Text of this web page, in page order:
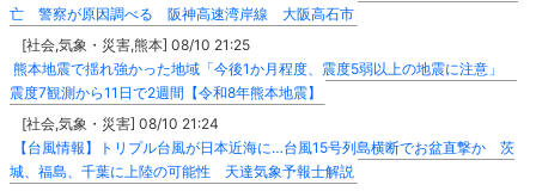
亡 警察が原因調べる 阪神高速湾岸線 大阪高石市
[社会,気象・災害,熊本] 08/10 21:25
熊本地震で揺れ強かった地域「今後1か月程度、震度5弱以上の地震に注意」
震度7観測から11日で2週間【令和8年熊本地震】
[社会,気象・災害] 08/10 21:24
【台風情報】トリプル台風が日本近海に…台風15号列島横断でお盆直撃か 茨
城、福島、千葉に上陸の可能性 天達気象予報士解説